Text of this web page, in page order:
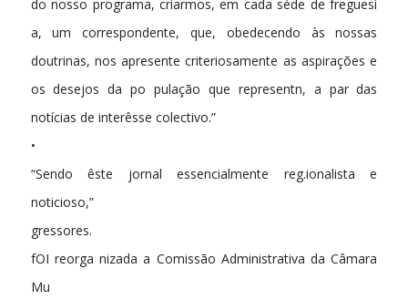
do nosso programa, criarmos, em cada séde de freguesi
a, um correspondente, que, obedecendo às nossas
doutrinas, nos apresente criteriosamente as aspirações e
os desejos da po pulação que representn, a par das
notícias de interêsse colectivo.”
•
“Sendo êste jornal essencialmente reg.ionalista e
noticioso,”
gressores.
fOI reorga nizada a Comissão Administrativa da Câmara
Mu­